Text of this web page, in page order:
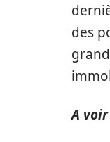
des
A